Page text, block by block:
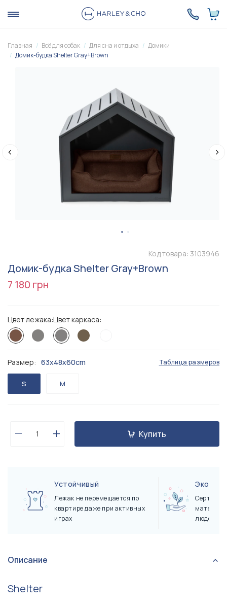
Главная Всё для собак Для сна и отдыха
Домики
Домик-будка Shelter Gray+Brown
Код товара: 3103946
Домик-будка Shelter Gray+Brown
7 180 грн
Цвет лежака:Цвет каркаса:
Размер: 63x48x60cm Таблица размеров
S M
Купить
Устойчивый
Лежак не перемещается по
квартире даже при активных
играх
людей и
Описание
Shelter